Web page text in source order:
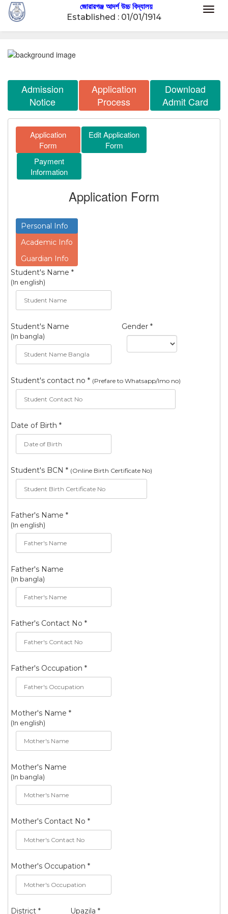
জোরারগঞ্জ আদর্শ উচ্চ বিদ্যালয়
Established : 01/01/1914
Admission
Notice
Application
Process
Download
Admit Card
Application
Form
Edit Application
Form
Payment
Information
Application Form
Personal Info
Academic Info
Guardian Info
Student's Name *
(In english)
Student's Name
(In bangla)
Gender *
Student's contact no * (Prefare to Whatsapp/Imo no)
Date of Birth *
Student's BCN * (Online Birth Certificate No)
Father's Name *
(In english)
Father's Name
(In bangla)
Father's Contact No *
Father's Occupation *
Mother's Name *
(In english)
Mother's Name
(In bangla)
Mother's Contact No *
Mother's Occupation *
District * Upazila *